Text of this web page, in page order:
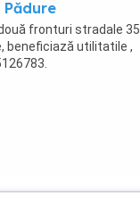
fronturi stradale 35
beneficiază utilitatile ,